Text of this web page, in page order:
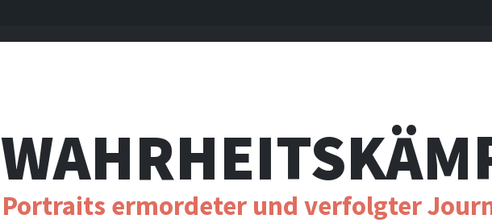
Portraits ermordeter und verfolgter